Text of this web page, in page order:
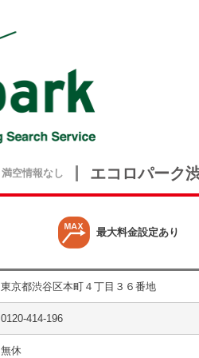
満空情報なし エコロパーク
最大料金設定あり
東京都渋谷区本町４丁目３６番地
0120-414-196
無休